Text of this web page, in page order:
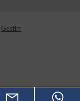
Gestim